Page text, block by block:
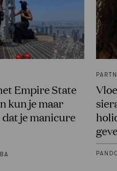
Empire State
kun je maar
je manicure